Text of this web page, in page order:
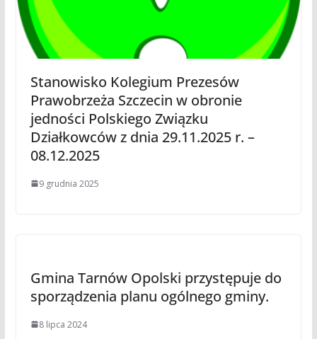
Stanowisko Kolegium Prezesów
Prawobrzeża Szczecin w obronie
jedności Polskiego Związku
Działkowców z dnia 29.11.2025 r. –
08.12.2025
9 grudnia 2025
Gmina Tarnów Opolski przystępuje do
sporządzenia planu ogólnego gminy.
8 lipca 2024